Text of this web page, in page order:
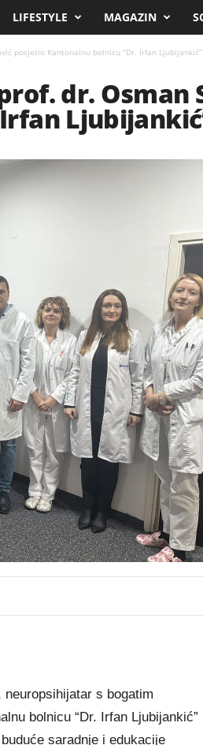
LIFESTYLE MAGAZIN
posjetio Kantonalnu bolnicu “Dr. Irfan
dr. Osman
s bogatim
bolnicu “Dr. Irfan Ljubijankić”
saradnje i edukacije